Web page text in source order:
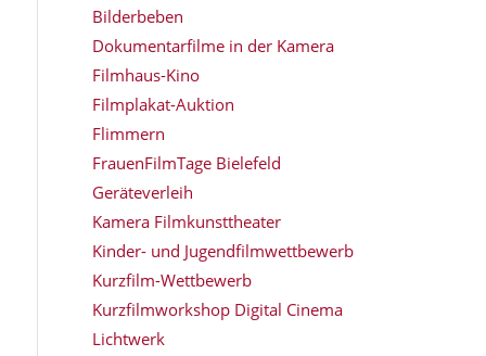
Bilderbeben
Dokumentarfilme in der Kamera
Filmhaus-Kino
Filmplakat-Auktion
Flimmern
FrauenFilmTage Bielefeld
Geräteverleih
Kamera Filmkunsttheater
Kinder- und Jugendfilmwettbewerb
Kurzfilm-Wettbewerb
Kurzfilmworkshop Digital Cinema
Lichtwerk